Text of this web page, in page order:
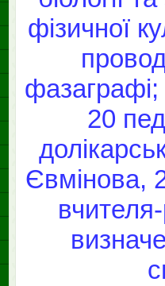
фізичної
20
Євмінова,